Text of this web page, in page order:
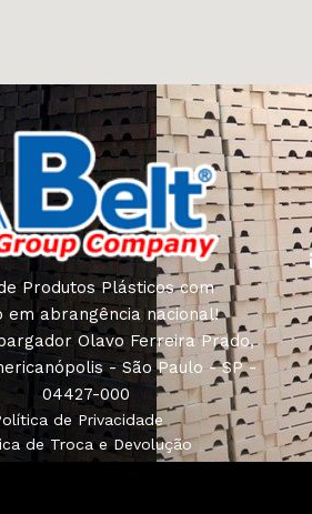
Produtos Plásticos com
em abrangência nacional!
Olavo Ferreira Prado,
- São Paulo - SP -
04427-000
de Privacidade
de Troca e Devolução